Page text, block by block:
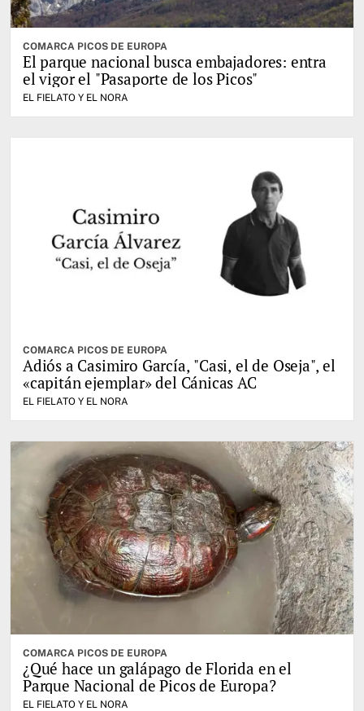
COMARCA PICOS DE EUROPA
El parque nacional busca embajadores: entra
el vigor el "Pasaporte de los Picos"
EL FIELATO Y EL NORA
COMARCA PICOS DE EUROPA
Adiós a Casimiro García, "Casi, el de Oseja", el
«capitán ejemplar» del Cánicas AC
EL FIELATO Y EL NORA
COMARCA PICOS DE EUROPA
¿Qué hace un galápago de Florida en el
Parque Nacional de Picos de Europa?
EL FIELATO Y EL NORA